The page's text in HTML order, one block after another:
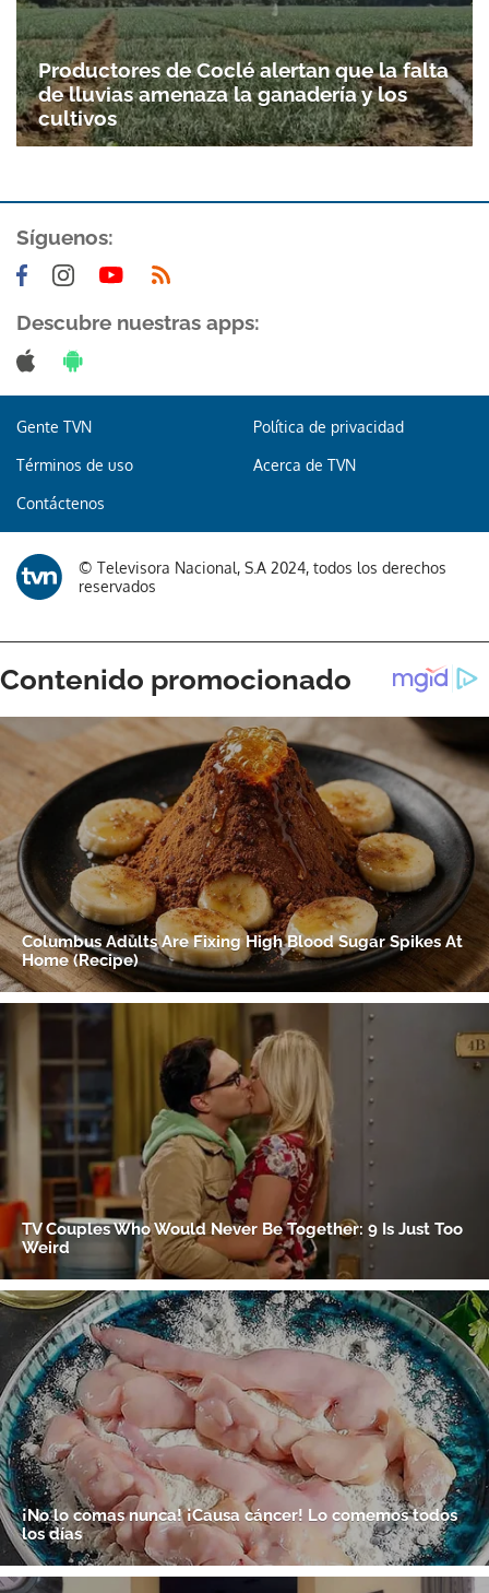
Gracias por suscribirte a nuestro boletín.
ACEPTAR
Productores de Coclé alertan que la falta
de lluvias amenaza la ganadería y los
cultivos
Síguenos:
Descubre nuestras apps:
Gente TVN Política de privacidad
Términos de uso Acerca de TVN
Contáctenos
© Televisora Nacional, S.A 2024, todos los derechos
reservados